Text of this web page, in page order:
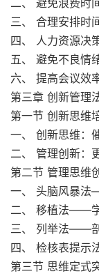
二、 避免浪费时
三、 合理安排时
四、 人力资源决
五、 避免不良情
六、 提高会议效
第三章 创新管
第一节 创新思维
一、 创新思维：
二、 管理创新：
第二节 管理思维
一、 头脑风暴
二、 移植法——
三、 列举法——
四、 检核表提
第三节 思维定式